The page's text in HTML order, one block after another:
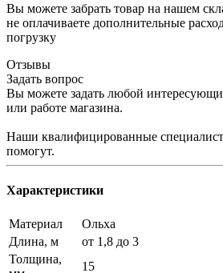
Вы можете забрать товар на нашем
не оплачиваете дополнительные
погрузку
Отзывы
Задать вопрос
Вы можете задать любой
или работе магазина.
Наши квалифицированные
помогут.
Характеристики
Материал
Ольха
Длина, м
от 1,8 до 3
Толщина,
15